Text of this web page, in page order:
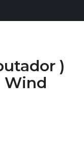
)
Wind